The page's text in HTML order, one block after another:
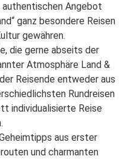
Angebot
ganz besondere Reisen
gewähren.
die gerne abseits der
Atmosphäre Land &
Reisende entweder aus
Rundreisen
individualisierte Reise
aus erster
und charmanten